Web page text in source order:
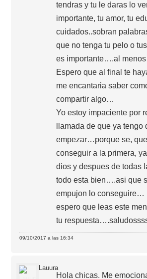
tendras y tu le daras lo
importante, tu amor, tu
cuidados..sobran
que no tenga tu pelo o
es importante….al
Espero que al final te
me encantaria saber
compartir algo…
Yo estoy impaciente por
llamada de que ya
empezar…porque se,
conseguir a la primera,
dios y despues de todas
todo esta bien….asi que
empujon lo conseguire…
espero que leas este
tu
09/10/2017 a las 16:34
Lauura
Hola chicas. Me